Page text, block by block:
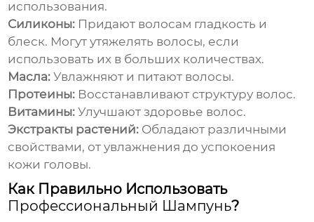
использования.
Силиконы: Придают волосам гладкость и
блеск. Могут утяжелять волосы, если
использовать их в больших количествах.
Масла: Увлажняют и питают волосы.
Протеины: Восстанавливают структуру волос.
Витамины: Улучшают здоровье волос.
Экстракты растений: Обладают различными
свойствами, от увлажнения до успокоения
кожи головы.
Как Правильно Использовать
Профессиональный Шампунь?